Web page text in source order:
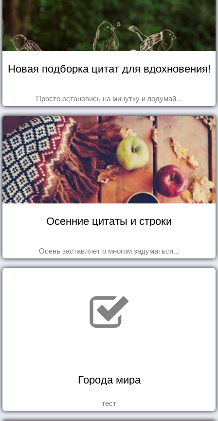
Новая подборка цитат для вдохновения!
Просто остановись на минутку и подумай...
Осенние цитаты и строки
Осень заставляет о многом задуматься...
Города мира
тест